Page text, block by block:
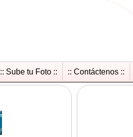
:: Sube tu Foto ::
:: Contáctenos ::